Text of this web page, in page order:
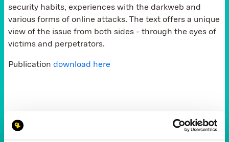
security habits, experiences with the darkweb and
various forms of online attacks. The text offers a unique
view of the issue from both sides - through the eyes of
victims and perpetrators.
Publication download here